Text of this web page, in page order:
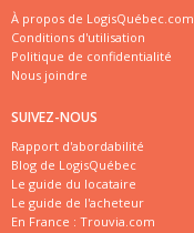
À propos de LogisQuébec.com
Conditions d'utilisation
Politique de confidentialité
Nous joindre
SUIVEZ-NOUS
Rapport d'abordabilité
Blog de LogisQuébec
Le guide du locataire
Le guide de l'acheteur
En France : Trouvia.com